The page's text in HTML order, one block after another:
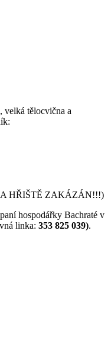
velká tělocvična a
HŘIŠTĚ ZAKÁZÁN!!!)
hospodářky Bachraté v
linka: 353 825 039).